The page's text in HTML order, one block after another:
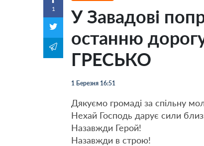
1
У Завадові
останню
ГРЕСЬКО
1 Березня 16:51
Дякуємо громаді за спільну
Нехай Господь дарує сили
Назавжди Герой!
Назавжди в строю!